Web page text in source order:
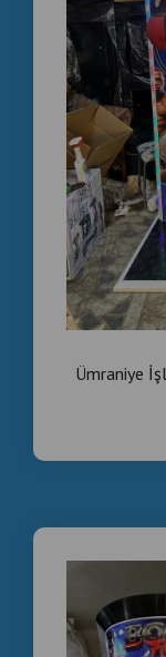
Ümraniye